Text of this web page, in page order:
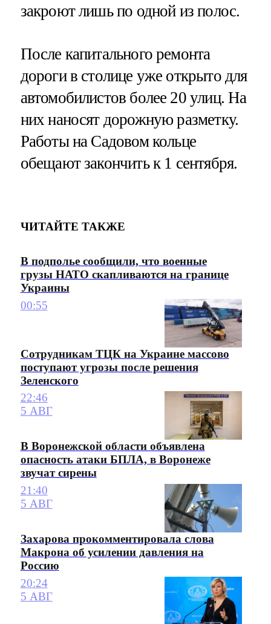
закроют лишь по одной из полос.
После капитального ремонта
дороги в столице уже открыто для
автомобилистов более 20 улиц. На
них наносят дорожную разметку.
Работы на Садовом кольце
обещают закончить к 1 сентября.
ЧИТАЙТЕ ТАКЖЕ
В подполье сообщили, что военные
грузы НАТО скапливаются на границе
Украины
00:55
Сотрудникам ТЦК на Украине массово
поступают угрозы после решения
Зеленского
22:46
5 АВГ
В Воронежской области объявлена
опасность атаки БПЛА, в Воронеже
звучат сирены
21:40
5 АВГ
Захарова прокомментировала слова
Макрона об усилении давления на
Россию
20:24
5 АВГ